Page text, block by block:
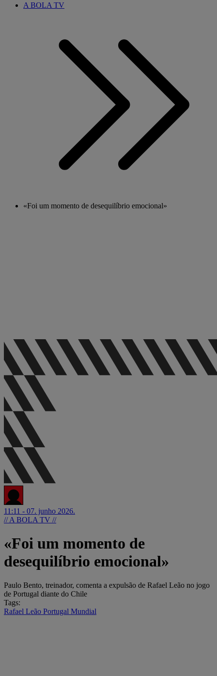
A BOLA TV
«Foi um momento de desequilíbrio emocional»
11:11 - 07. junho 2026.
// A BOLA TV //
«Foi um momento de
desequilíbrio emocional»
Paulo Bento, treinador, comenta a expulsão de Rafael Leão no jogo
de Portugal diante do Chile
Tags:
Rafael Leão Portugal Mundial